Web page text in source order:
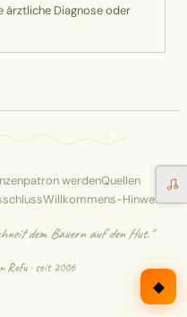
ärztliche Diagnose oder
werdenQuellen
Willkommens-Hinweis
dem Bauern auf den Hut."
Rofu· seit 2006
◆